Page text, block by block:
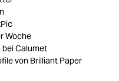
Woche
bei Calumet
von Brilliant Paper